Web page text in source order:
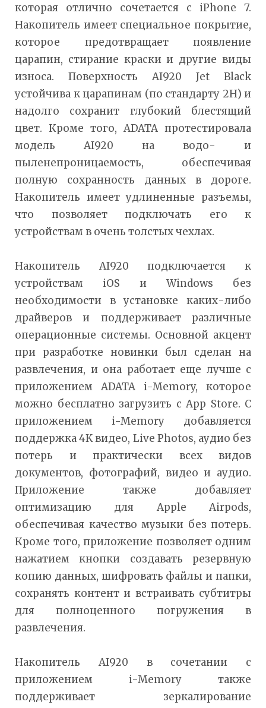
которая отлично сочетается с iPhone 7.
Накопитель имеет специальное покрытие,
которое предотвращает появление
царапин, стирание краски и другие виды
износа. Поверхность AI920 Jet Black
устойчива к царапинам (по стандарту 2H) и
надолго сохранит глубокий блестящий
цвет. Кроме того, ADATA протестировала
модель AI920 на водо- и
пыленепроницаемость, обеспечивая
полную сохранность данных в дороге.
Накопитель имеет удлиненные разъемы,
что позволяет подключать его к
устройствам в очень толстых чехлах.
Накопитель AI920 подключается к
устройствам iOS и Windows без
необходимости в установке каких-либо
драйверов и поддерживает различные
операционные системы. Основной акцент
при разработке новинки был сделан на
развлечения, и она работает еще лучше с
приложением ADATA i-Memory, которое
можно бесплатно загрузить с App Store. С
приложением i-Memory добавляется
поддержка 4K видео, Live Photos, аудио без
потерь и практически всех видов
документов, фотографий, видео и аудио.
Приложение также добавляет
оптимизацию для Apple Airpods,
обеспечивая качество музыки без потерь.
Кроме того, приложение позволяет одним
нажатием кнопки создавать резервную
копию данных, шифровать файлы и папки,
сохранять контент и встраивать субтитры
для полноценного погружения в
развлечения.
Накопитель AI920 в сочетании с
приложением i-Memory также
поддерживает зеркалирование